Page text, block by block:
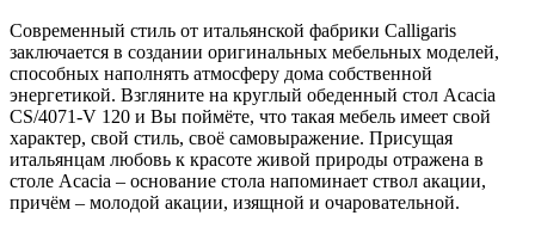
Современный стиль от итальянской фабрики Calligaris
заключается в создании оригинальных мебельных моделей,
способных наполнять атмосферу дома собственной
энергетикой. Взгляните на круглый обеденный стол Acacia
CS/4071-V 120 и Вы поймёте, что такая мебель имеет свой
характер, свой стиль, своё самовыражение. Присущая
итальянцам любовь к красоте живой природы отражена в
столе Acacia – основание стола напоминает ствол акации,
причём – молодой акации, изящной и очаровательной.